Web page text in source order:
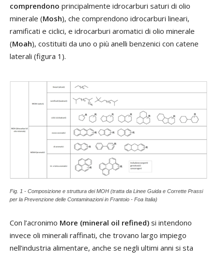
comprendono principalmente idrocarburi saturi di olio
minerale (Mosh), che comprendono idrocarburi lineari,
ramificati e ciclici, e idrocarburi aromatici di olio minerale
(Moah), costituiti da uno o più anelli benzenici con catene
laterali (figura 1).
Fig. 1 - Composizione e struttura dei MOH (tratta da Linee Guida e Corrette Prassi
per la Prevenzione delle Contaminazioni in Frantoio - Foa Italia)
Con l’acronimo More (mineral oil refined) si intendono
invece oli minerali raffinati, che trovano largo impiego
nell’industria alimentare, anche se negli ultimi anni si sta